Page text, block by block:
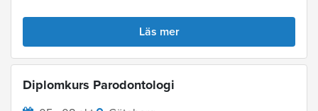
Läs mer
Diplomkurs Parodontologi